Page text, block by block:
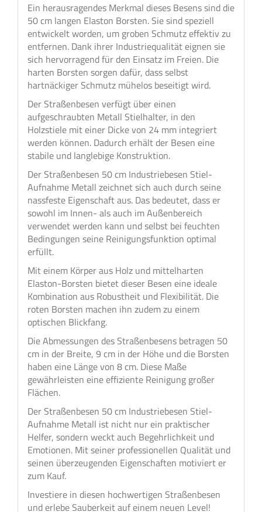
Ein herausragendes Merkmal dieses Besens sind die
50 cm langen Elaston Borsten. Sie sind speziell
entwickelt worden, um groben Schmutz effektiv zu
entfernen. Dank ihrer Industriequalität eignen sie
sich hervorragend für den Einsatz im Freien. Die
harten Borsten sorgen dafür, dass selbst
hartnäckiger Schmutz mühelos beseitigt wird.
Der Straßenbesen verfügt über einen
aufgeschraubten Metall Stielhalter, in den
Holzstiele mit einer Dicke von 24 mm integriert
werden können. Dadurch erhält der Besen eine
stabile und langlebige Konstruktion.
Der Straßenbesen 50 cm Industriebesen Stiel-
Aufnahme Metall zeichnet sich auch durch seine
nassfeste Eigenschaft aus. Das bedeutet, dass er
sowohl im Innen- als auch im Außenbereich
verwendet werden kann und selbst bei feuchten
Bedingungen seine Reinigungsfunktion optimal
erfüllt.
Mit einem Körper aus Holz und mittelharten
Elaston-Borsten bietet dieser Besen eine ideale
Kombination aus Robustheit und Flexibilität. Die
roten Borsten machen ihn zudem zu einem
optischen Blickfang.
Die Abmessungen des Straßenbesens betragen 50
cm in der Breite, 9 cm in der Höhe und die Borsten
haben eine Länge von 8 cm. Diese Maße
gewährleisten eine effiziente Reinigung großer
Flächen.
Der Straßenbesen 50 cm Industriebesen Stiel-
Aufnahme Metall ist nicht nur ein praktischer
Helfer, sondern weckt auch Begehrlichkeit und
Emotionen. Mit seiner professionellen Qualität und
seinen überzeugenden Eigenschaften motiviert er
zum Kauf.
Investiere in diesen hochwertigen Straßenbesen
und erlebe Sauberkeit auf einem neuen Level!